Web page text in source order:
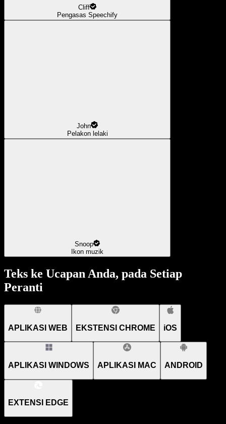
Cliff
Pengasas Speechify
John
Pelakon lelaki
Snoop
Ikon muzik
Teks ke Ucapan Anda, pada Setiap
Peranti
APLIKASI WEB EKSTENSI CHROME iOS
APLIKASI WINDOWS APLIKASI MAC ANDROID
EXTENSI EDGE